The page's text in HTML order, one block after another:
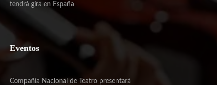
tendrá gira en España
Eventos
Compañía Nacional de Teatro presentará